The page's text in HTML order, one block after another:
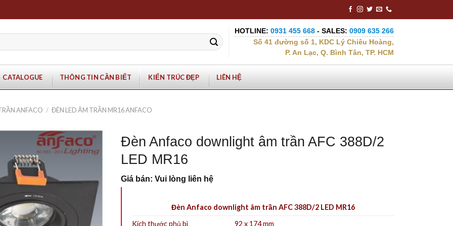
HOTLINE: 0931 455 668 - SALES: 0909 635 266
Số 41 đường số 1, KDC Lý Chiêu Hoàng,
P. An Lạc, Q. Bình Tân, TP. HCM
CATALOGUE THÔNG TIN CẦN BIẾT KIẾN TRÚC ĐẸP LIÊN HỆ
ANFACO / ĐÈN LED ÂM TRẦN MR16 ANFACO
Đèn Anfaco downlight âm trần AFC 388D/2
LED MR16
Giá bán: Vui lòng liên hệ
Đèn Anfaco downlight âm trần AFC 388D/2 LED MR16
Kích thước phủ bì
92 x 174 mm